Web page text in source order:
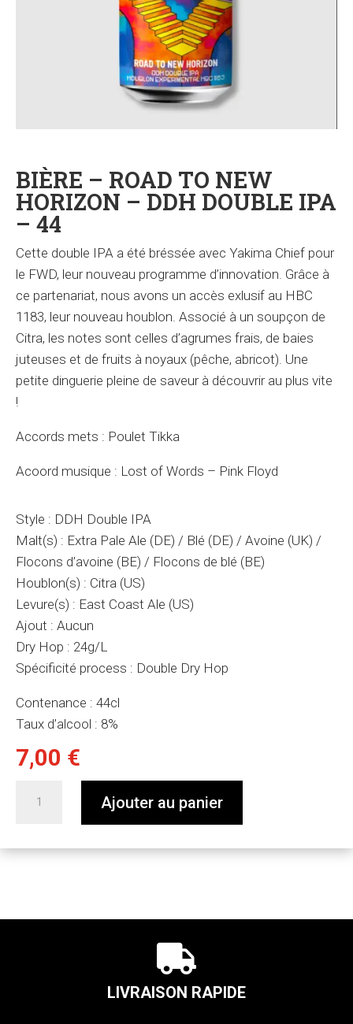
BIÈRE – ROAD TO NEW
HORIZON – DDH DOUBLE IPA
– 44
Cette double IPA a été bréssée avec Yakima Chief pour
le FWD, leur nouveau programme d’innovation. Grâce à
ce partenariat, nous avons un accès exlusif au HBC
1183, leur nouveau houblon. Associé à un soupçon de
Citra, les notes sont celles d’agrumes frais, de baies
juteuses et de fruits à noyaux (pêche, abricot). Une
petite dinguerie pleine de saveur à découvrir au plus vite
!
Accords mets : Poulet Tikka
Acoord musique : Lost of Words – Pink Floyd
Style : DDH Double IPA
Malt(s) : Extra Pale Ale (DE) / Blé (DE) / Avoine (UK) /
Flocons d’avoine (BE) / Flocons de blé (BE)
Houblon(s) : Citra (US)
Levure(s) : East Coast Ale (US)
Ajout : Aucun
Dry Hop : 24g/L
Spécificité process : Double Dry Hop
Contenance : 44cl
Taux d’alcool : 8%
7,00 €
-
New
Ajouter au panier

LIVRAISON RAPIDE